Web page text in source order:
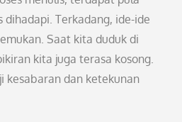
Terkadang, ide-ide
Saat kita duduk di
kita juga terasa kosong.
kesabaran dan ketekunan